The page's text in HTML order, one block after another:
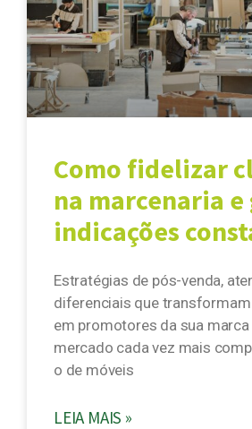
Como fidelizar
na marcenaria
indicações
Estratégias de pós-venda,
diferenciais que
em promotores da sua marca
mercado cada vez mais
o de móveis
LEIA MAIS »